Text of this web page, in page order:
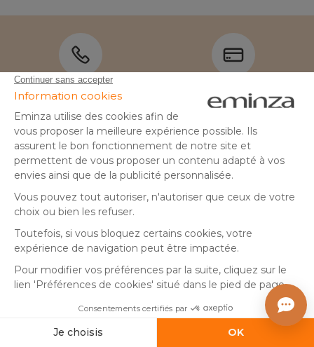
Besoin d'aide ?
04 50 65 10 12
Retours gratuits *
Expédition le jour
même **
Aide